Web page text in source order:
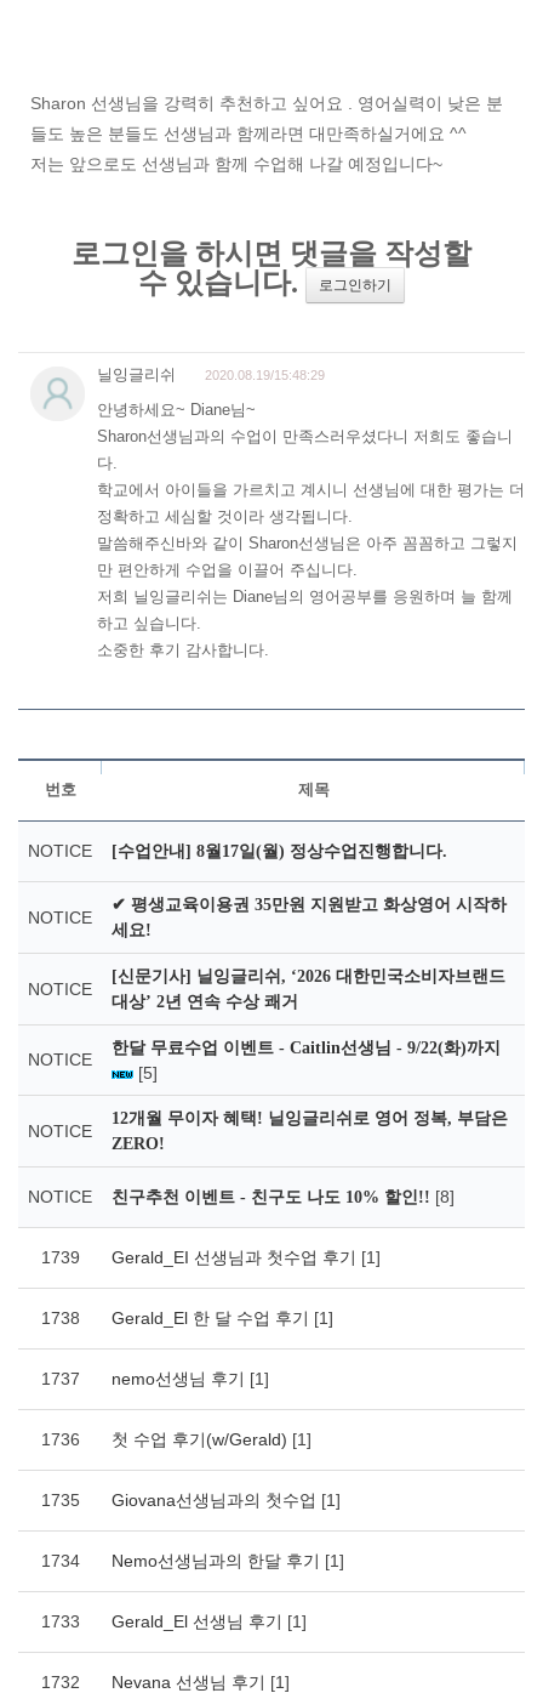
Sharon 선생님을 강력히 추천하고 싶어요 . 영어실력이 낮은 분
들도 높은 분들도 선생님과 함께라면 대만족하실거에요 ^^
저는 앞으로도 선생님과 함께 수업해 나갈 예정입니다~